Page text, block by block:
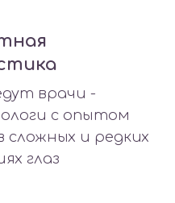
врачи -
с опытом
и редких
глаз